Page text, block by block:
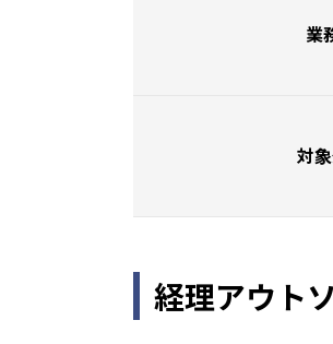
業
対
経理アウト